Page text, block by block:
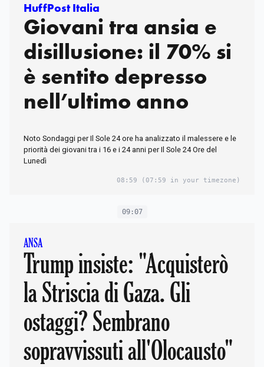
HuffPost Italia
Giovani tra ansia e
disillusione: il 70% si
è sentito depresso
nell’ultimo anno
Noto Sondaggi per Il Sole 24 ore ha analizzato il malessere e le
priorità dei giovani tra i 16 e i 24 anni per Il Sole 24 Ore del
Lunedì
08:59 (07:59 in your timezone)
09:07
ANSA
Trump insiste: "Acquisterò
la Striscia di Gaza. Gli
ostaggi? Sembrano
sopravvissuti all'Olocausto"